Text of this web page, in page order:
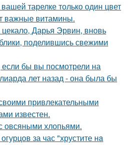
тарелке только один цвет
важные витамины.
Дарья Эрвин, вновь
поделившись свежими
если бы вы посмотрели на
лет назад - она была бы
привлекательными
известен.
овсяными хлопьями.
за час "хрустите нa